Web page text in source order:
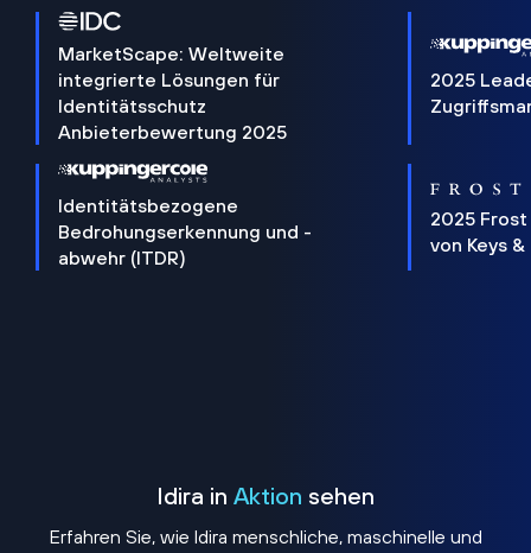
MarketScape: Weltweite
integrierte Lösungen für
Identitätsschutz
Anbieterbewertung 2025
2025
Identitätsbezogene
Bedrohungserkennung und -
abwehr (ITDR)
2025 Frost
von Keys
Idira in Aktion sehen
Erfahren Sie, wie Idira menschliche, maschinelle und